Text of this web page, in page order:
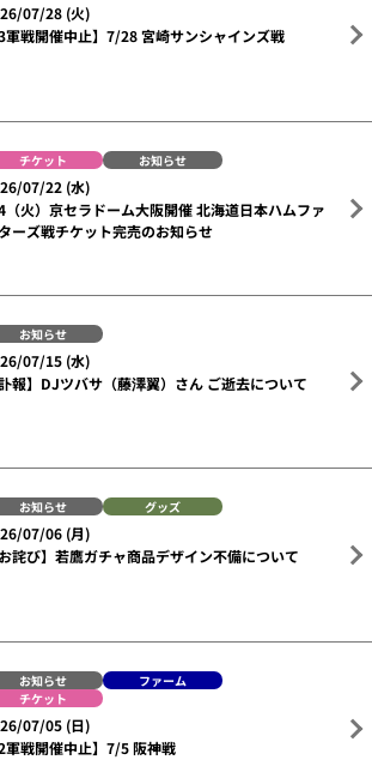
07/28 (火)
3軍戦開催中止】7/28 宮崎サンシャインズ戦
チケット お知らせ
07/22 (水)
火）京セラドーム大阪開催 北海道日本ハムファ
ーズ戦チケット完売のお知らせ
お知らせ
07/15 (水)
訃報】DJツバサ（藤澤翼）さん ご逝去について
お知らせ グッズ
07/06 (月)
お詫び】若鷹ガチャ商品デザイン不備について
お知らせ
ファーム
チケット
07/05 (日)
2軍戦開催中止】7/5 阪神戦